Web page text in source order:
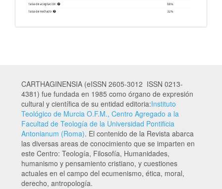
CARTHAGINENSIA (eISSN 2605-3012 ISSN 0213-
4381) fue fundada en 1985 como órgano de expresión
cultural y científica de su entidad editoria:Instituto
Teológico de Murcia O.F.M., Centro Agregado a la
Facultad de Teología de la Universidad Pontificia
Antonianum (Roma). El contenido de la Revista abarca
las diversas areas de conocimiento que se imparten en
este Centro: Teología, Filosofía, Humanidades,
humanismo y pensamiento cristiano, y cuestiones
actuales en el campo del ecumenismo, ética, moral,
derecho, antropología.